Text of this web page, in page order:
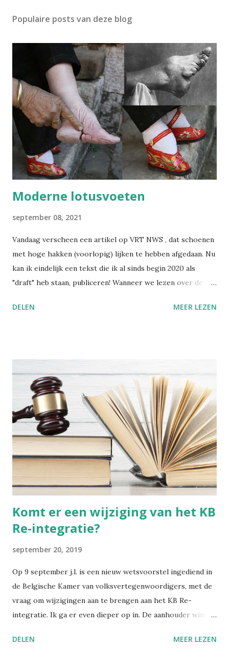
Populaire posts van deze blog
Moderne lotusvoeten
september 08, 2021
Vandaag verscheen een artikel op VRT NWS , dat schoenen
met hoge hakken (voorlopig) lijken te hebben afgedaan. Nu
kan ik eindelijk een tekst die ik al sinds begin 2020 als
"draft" heb staan, publiceren! Wanneer we lezen over de
we van zulke barbaarse martelpraktijken. Hoe heeft een
Voetinbinden Ik ga dit cultureel gegeven toch even
kaderen. De praktijk van voetinbinden heeft zich in China
ontwikkeld tijdens de Tang-dynastie (618-907 na Chr.). Het
hield in dat men bij jonge meisjes de voeten omzwachtelde.
De vier kleine tenen werden naar binnen geplooid en
braken uiteindelijk vanzelf. De grote teen bleef recht. Het
resultaat was een "lotusvoetje". Dit gold als een teken van
wels...
DELEN MEER LEZEN
Komt er een wijziging van het KB
Re-integratie?
september 20, 2019
Op 9 september j.l. is een nieuw wetsvoorstel ingediend in
de Belgische Kamer van volksvertegenwoordigers, met de
vraag om wijzigingen aan te brengen aan het KB Re-
integratie. Ik ga er even dieper op in. De aanhouder wint,
nr. 275 is een bijna letterlijk herhalen van een eerder
DELEN MEER LEZEN